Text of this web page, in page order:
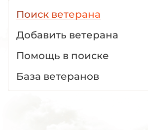
Поиск ветерана
Добавить ветерана
Помощь в поиске
База ветеранов